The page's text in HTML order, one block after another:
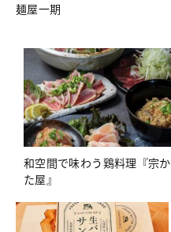
麺屋一期
和空間で味わう鶏料理『宗か
た屋』